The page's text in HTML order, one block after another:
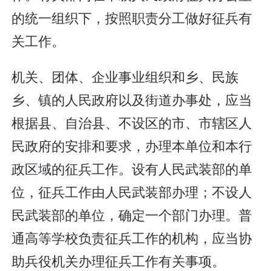
的统一组织下，按照职责分工做好征兵有
关工作。
机关、团体、企业事业组织和乡、民族
乡、镇的人民政府以及街道办事处，应当
根据县、自治县、不设区的市、市辖区人
民政府的安排和要求，办理本单位和本行
政区域的征兵工作。设有人民武装部的单
位，征兵工作由人民武装部办理；不设人
民武装部的单位，确定一个部门办理。普
通高等学校负责征兵工作的机构，应当协
助兵役机关办理征兵工作有关事项。